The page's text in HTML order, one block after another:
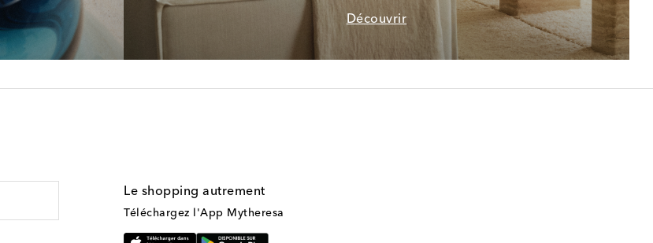
Découvrir
Le shopping autrement
Téléchargez l'App Mytheresa